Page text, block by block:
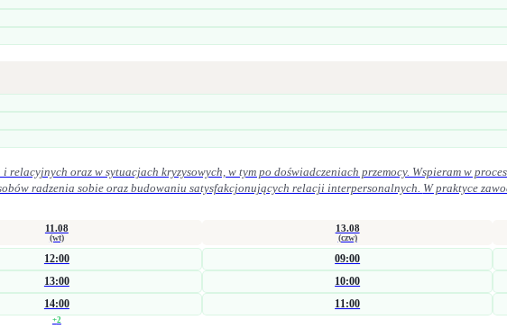
oraz w sytuacjach kryzysowych, w tym po doświadczeniach przemocy. Wspieram w
relacji interpersonalnych. W praktyce zawodowej kieruję się zasadami etyki zawodowej. Szczególne
uważność na potrzeby osoby zgłaszającej się po pomoc.
11.08
(wt)
12:00
13:00
14:00
+2
13.08
(czw)
09:00
10:00
11:00